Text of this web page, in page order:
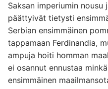
Saksan imperiumin nousu
päättyivät tietysti
Serbian ensimmäinen
tappamaan Ferdinandia,
ampuja hoiti homman
ei osannut ennustaa
ensimmäinen